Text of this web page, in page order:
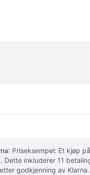
: Priseksempel: Et kjøp
inkluderer 11
godkjenning av